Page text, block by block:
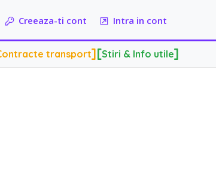
Creeaza-ti cont Intra in cont
transport][Stiri & Info utile]
Contracte transport [Stiri & Info utile